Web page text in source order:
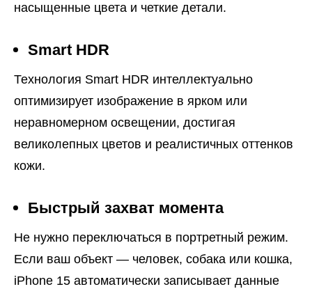
насыщенные цвета и четкие детали.
Smart HDR
Технология Smart HDR интеллектуально
оптимизирует изображение в ярком или
неравномерном освещении, достигая
великолепных цветов и реалистичных оттенков
кожи.
Быстрый захват момента
Не нужно переключаться в портретный режим.
Если ваш объект — человек, собака или кошка,
iPhone 15 автоматически записывает данные